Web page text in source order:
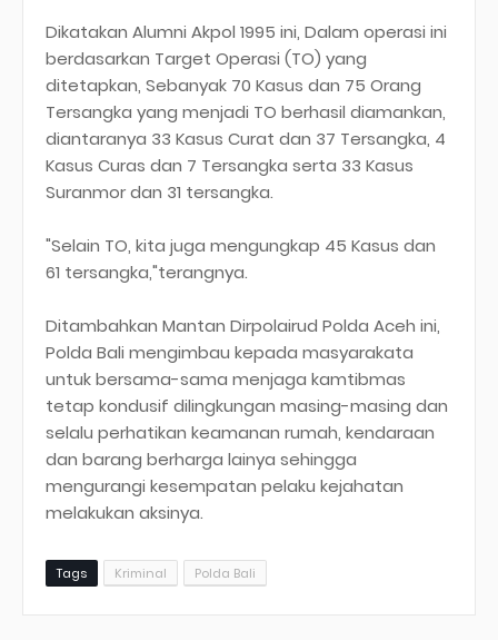
Dikatakan Alumni Akpol 1995 ini, Dalam operasi ini
berdasarkan Target Operasi (TO) yang
ditetapkan, Sebanyak 70 Kasus dan 75 Orang
Tersangka yang menjadi TO berhasil diamankan,
diantaranya 33 Kasus Curat dan 37 Tersangka, 4
Kasus Curas dan 7 Tersangka serta 33 Kasus
Suranmor dan 31 tersangka.
"Selain TO, kita juga mengungkap 45 Kasus dan
61 tersangka,"terangnya.
Ditambahkan Mantan Dirpolairud Polda Aceh ini,
Polda Bali mengimbau kepada masyarakata
untuk bersama-sama menjaga kamtibmas
tetap kondusif dilingkungan masing-masing dan
selalu perhatikan keamanan rumah, kendaraan
dan barang berharga lainya sehingga
mengurangi kesempatan pelaku kejahatan
melakukan aksinya.
Tags Kriminal Polda Bali